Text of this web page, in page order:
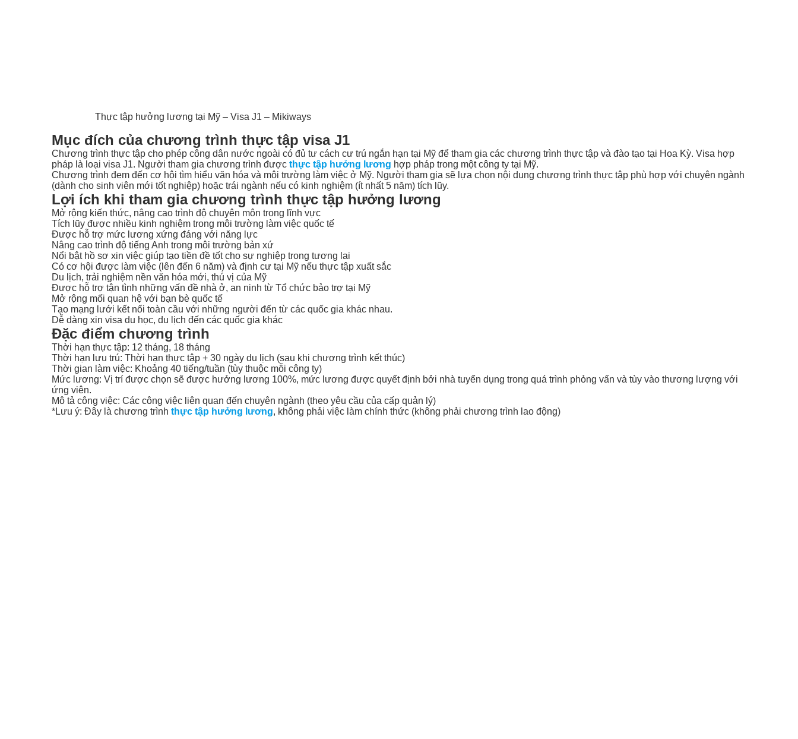
Thực tập hưởng lương tại Mỹ – Visa J1 – Mikiways
Mục đích của chương trình thực tập visa J1
Chương trình thực tập cho phép công dân nước ngoài có đủ tư cách cư trú ngắn hạn tại Mỹ để tham gia các chương trình thực tập và đào tạo tại Hoa Kỳ. Visa hợp
pháp là loại visa J1. Người tham gia chương trình được thực tập hưởng lương hợp pháp trong một công ty tại Mỹ.
Chương trình đem đến cơ hội tìm hiểu văn hóa và môi trường làm việc ở Mỹ. Người tham gia sẽ lựa chọn nội dung chương trình thực tập phù hợp với chuyên ngành
(dành cho sinh viên mới tốt nghiệp) hoặc trái ngành nếu có kinh nghiệm (ít nhất 5 năm) tích lũy.
Lợi ích khi tham gia chương trình thực tập hưởng lương
Mở rộng kiến thức, nâng cao trình độ chuyên môn trong lĩnh vực
Tích lũy được nhiều kinh nghiệm trong môi trường làm việc quốc tế
Được hỗ trợ mức lương xứng đáng với năng lực
Nâng cao trình độ tiếng Anh trong môi trường bản xứ
Nổi bật hồ sơ xin việc giúp tạo tiền đề tốt cho sự nghiệp trong tương lai
Có cơ hội được làm việc (lên đến 6 năm) và định cư tại Mỹ nếu thực tập xuất sắc
Du lịch, trải nghiệm nền văn hóa mới, thú vị của Mỹ
Được hỗ trợ tận tình những vấn đề nhà ở, an ninh từ Tổ chức bảo trợ tại Mỹ
Mở rộng mối quan hệ với bạn bè quốc tế
Tạo mạng lưới kết nối toàn cầu với những người đến từ các quốc gia khác nhau.
Dễ dàng xin visa du học, du lịch đến các quốc gia khác
Đặc điểm chương trình
Thời hạn thực tập: 12 tháng, 18 tháng
Thời hạn lưu trú: Thời hạn thực tập + 30 ngày du lịch (sau khi chương trình kết thúc)
Thời gian làm việc: Khoảng 40 tiếng/tuần (tùy thuộc mỗi công ty)
Mức lương: Vị trí được chọn sẽ được hưởng lương 100%, mức lương được quyết định bởi nhà tuyển dụng trong quá trình phỏng vấn và tùy vào thương lượng với
ứng viên.
Mô tả công việc: Các công việc liên quan đến chuyên ngành (theo yêu cầu của cấp quản lý)
*Lưu ý: Đây là chương trình thực tập hưởng lương, không phải việc làm chính thức (không phải chương trình lao động)